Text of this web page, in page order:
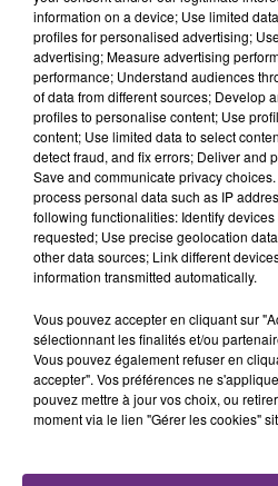
TITRES DIFFUSÉS
17h19
17h19
IMAGINE DRAGONS
Waves
17h09
17h09
information on a device; Use limited
profiles for personalised advertising;
advertising; Measure advertising
performance; Understand audiences
of data from different sources; Develop
profiles to personalise content; Use
content; Use limited data to select
detect fraud, and fix errors; Deliver and
Save and communicate privacy
process personal data such as IP
following functionalities: Identify
requested; Use precise geolocation
other data sources; Link different
information transmitted automatically.
Vous pouvez accepter en cliquant sur
sélectionnant les finalités et/ou
Vous pouvez également refuser en
accepter". Vos préférences ne
pouvez mettre à jour vos choix, ou
moment via le lien "Gérer les cookies"